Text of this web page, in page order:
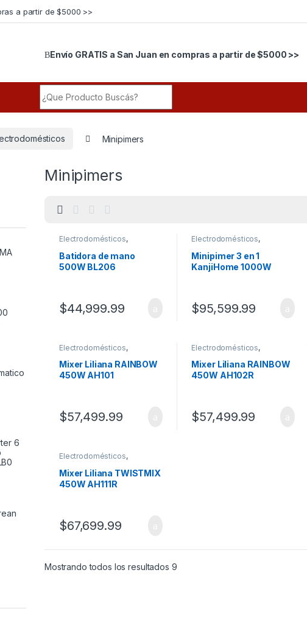
a partir de $5000 >>
Envío GRATIS a San Juan en compras a partir de $5000 >>
Minipimers
Minipimers
Electrodomésticos,
Batidora de mano
500W BL206
$44,999.99
Electrodomésticos,
Minipimer 3 en 1
KanjiHome 1000W
$95,599.99
Electrodomésticos,
Mixer Liliana RAINBOW
450W AH101
$57,499.99
Electrodomésticos,
Mixer Liliana RAINBOW
450W AH102R
$57,499.99
Electrodomésticos,
Mixer Liliana TWISTMIX
450W AH111R
$67,699.99
Mostrando todos los resultados 9
6